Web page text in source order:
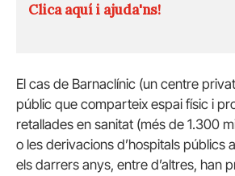
Clica aquí i ajuda'ns!
El cas de Barnaclínic (un centre
públic que comparteix espai físic i
retallades en sanitat (més de 1.300
o les derivacions d’hospitals públics
els darrers anys, entre d’altres, han